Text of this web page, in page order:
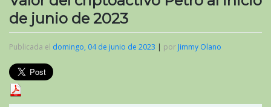
de junio de 2023
Publicada el domingo, 04 de junio de 2023 | por Jimmy Olano